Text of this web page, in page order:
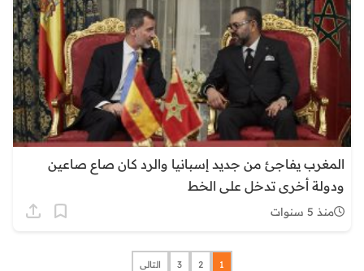
المغرب يفاجئ من جديد إسبانيا والرد كان صاع صاعين
ودولة أخرى تدخل على الخط
منذ 5 سنوات
1
2
3 التالي